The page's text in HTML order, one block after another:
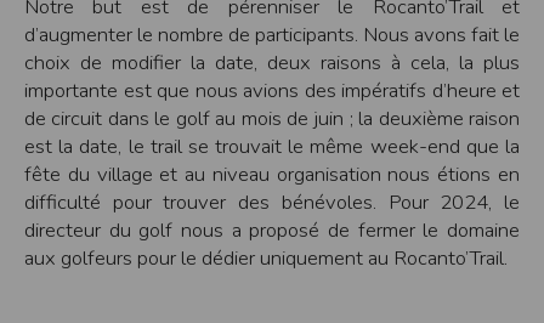
Notre but est de pérenniser le Rocanto’Trail et
d’augmenter le nombre de participants. Nous avons fait le
choix de modifier la date, deux raisons à cela, la plus
importante est que nous avions des impératifs d’heure et
de circuit dans le golf au mois de juin ; la deuxième raison
est la date, le trail se trouvait le même week-end que la
fête du village et au niveau organisation nous étions en
difficulté pour trouver des bénévoles. Pour 2024, le
directeur du golf nous a proposé de fermer le domaine
aux golfeurs pour le dédier uniquement au Rocanto’Trail.
Modification des conditions d’utilisation
L’EDITEUR se réserve la possibilité de modifier, à tout moment et sans préavis,
les présentes conditions d’utilisation afin de les adapter aux évolutions du site
et/ou de son exploitation.
Règles d'usage d'Internet
L’utilisateur déclare accepter les caractéristiques et les limites d’Internet, et
notamment reconnaît que :
L’EDITEUR n’assume aucune responsabilité sur les services accessibles par
Internet et n’exerce aucun contrôle de quelque forme que ce soit sur la nature et
les caractéristiques des données qui pourraient transiter par l’intermédiaire de
son centre serveur.
L’utilisateur reconnaît que les données circulant sur Internet ne sont pas